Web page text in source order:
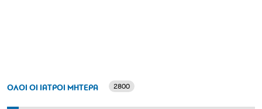
ΟΛΟΙ ΟΙ ΙΑΤΡΟΙ ΜΗΤΕΡΑ 2800